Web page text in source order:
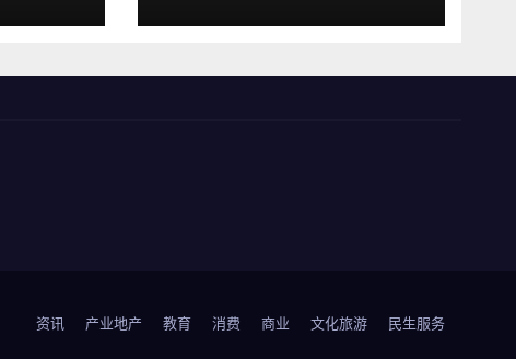
资讯 产业地产 教育 消费 商业 文化旅游 民生服务